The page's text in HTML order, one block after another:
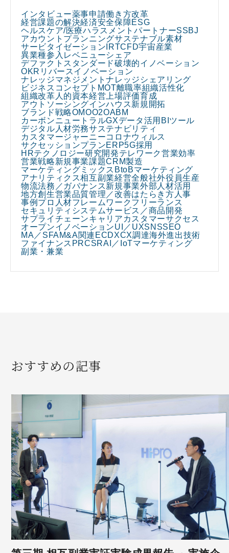
インタビュー薬事申請働き方改革
経営課題の解決経済安全保障ESG
ヘルスケア/医療ハラスメント パートナーSSBJ
アカウントプランニングサステナブル素材
サービタイゼーション IRTCFD宇宙産業
異業種参入 レベニューシェア
デファクトスタンダード破壊的イノベーション
OKR リバースイノベーション
ナレッジマネジメントナレッジシェアリング
ビジネスコンセプト MOT離職率組織活性化
組織改革 人的資本経営 上場評価育成
アウトソーシングインハウス新規開拓
ブランド戦略OMOO2OABM
カーボンニュートラルGXデータ活用 BIツール
デジタル人材労務サステナビリティ
カスタマージャーニーコロナウィルス
サクセッションプランERP5G採用
HRテクノロジー研究開発テレワーク営業効率
営業戦略新規事業課題CRM製造
マーケティングミックス BtoBマーケティング
アナリティクス相互副業経営全般社外役員生産
物流法務／ガバナンス新規事業外部人材活用
地方創生営業品質管理／改善はたらき方 人事
事例 プロ人材フレームワークフリーランス
セキュリティ システムサービス／商品開発
サプライチェーンキャリア カスタマーサクセス
オープンイノベーションUI／UXSNSSEO
MA／SFAM&A関連 ECDXCX調達海外進出技術
ファイナンス PRCSRAI／IoTマーケティング
副業・兼業
おすすめの記事